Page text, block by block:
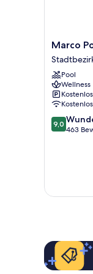
Marco
Polo
Xiamen
Stadtbezirk
Siming
Marco
Pool
Wellness
9.0
von
9,0
463